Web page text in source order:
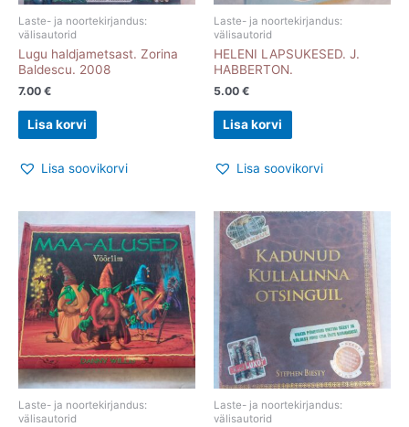
Laste- ja noortekirjandus:
välisautorid
Lugu haldjametsast. Zorina
Baldescu. 2008
7.00 €
Lisa korvi
Lisa soovikorvi
Laste- ja noortekirjandus:
välisautorid
HELENI LAPSUKESED. J.
HABBERTON.
5.00 €
Lisa korvi
Lisa soovikorvi
Laste- ja noortekirjandus:
välisautorid
Laste- ja noortekirjandus:
välisautorid